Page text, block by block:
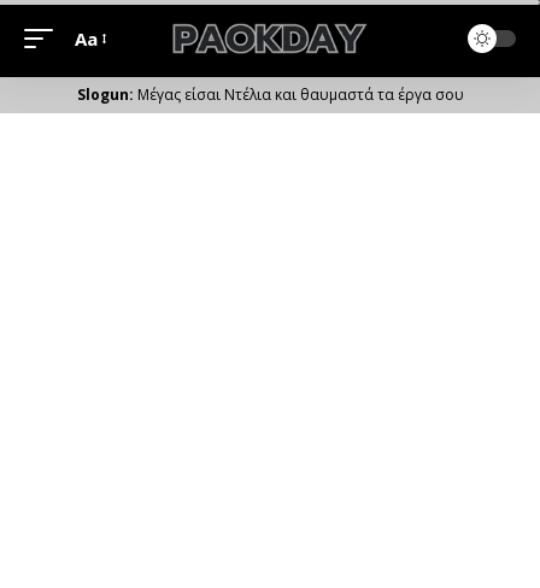
Μέγεθος
Γραμματοσειράς
Aa
Μέγας είσαι Ντέλια και θαυμαστά τα έργα σου